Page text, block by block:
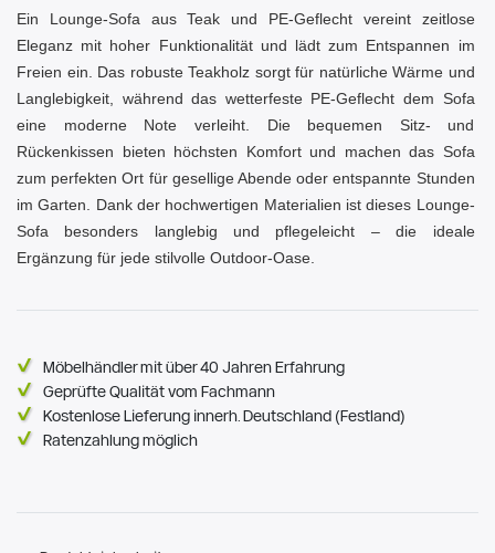
Ein Lounge-Sofa aus Teak und PE-Geflecht vereint zeitlose
Eleganz mit hoher Funktionalität und lädt zum Entspannen im
Freien ein. Das robuste Teakholz sorgt für natürliche Wärme und
Langlebigkeit, während das wetterfeste PE-Geflecht dem Sofa
eine moderne Note verleiht. Die bequemen Sitz- und
Rückenkissen bieten höchsten Komfort und machen das Sofa
zum perfekten Ort für gesellige Abende oder entspannte Stunden
im Garten. Dank der hochwertigen Materialien ist dieses Lounge-
Sofa besonders langlebig und pflegeleicht – die ideale
Ergänzung für jede stilvolle Outdoor-Oase.
Möbelhändler mit über 40 Jahren Erfahrung
Geprüfte Qualität vom Fachmann
Kostenlose Lieferung innerh. Deutschland (Festland)
Ratenzahlung möglich